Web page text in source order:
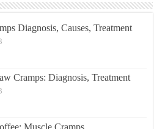
Diagnosis, Causes, Treatment
Cramps: Diagnosis, Treatment
Muscle Cramps